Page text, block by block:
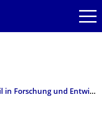
Design als integralen Bestandteil in Forschung und Entwicklung etablieren – TUD und Fraunhofer weihen gemeinsames DesignLab ein